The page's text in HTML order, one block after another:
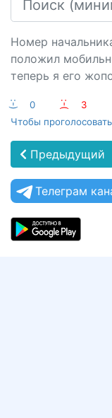
Номер
положил
теперь я его
:-) 0 :-(
3
Чтобы
Предыдущий
Телеграм